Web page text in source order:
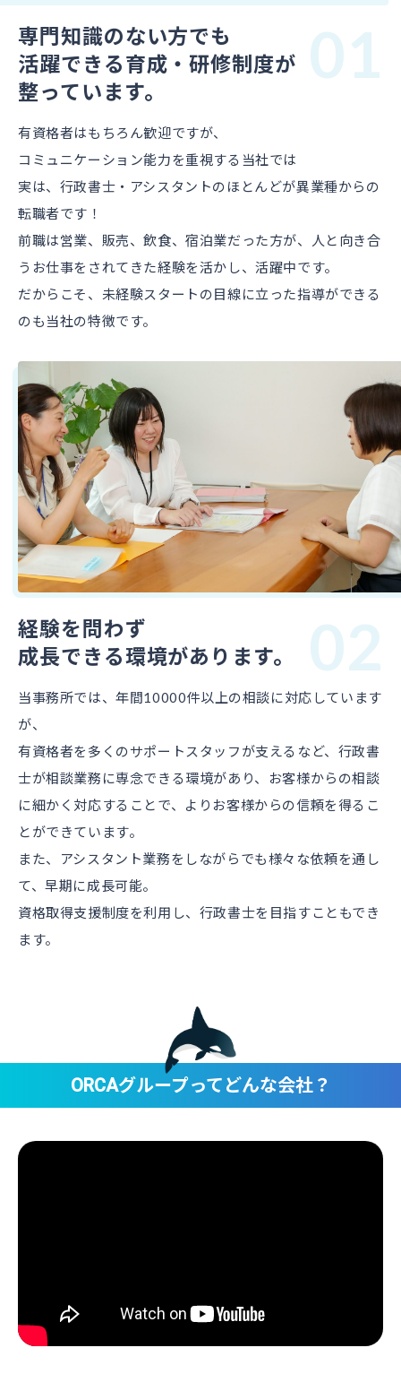
01
専門知識のない方でも
活躍できる育成・研修制度が
整っています。
有資格者はもちろん歓迎ですが、
コミュニケーション能力を重視する当社では
実は、行政書士・アシスタントのほとんどが異業種からの
転職者です！
前職は営業、販売、飲食、宿泊業だった方が、人と向き合
うお仕事をされてきた経験を活かし、活躍中です。
だからこそ、未経験スタートの目線に立った指導ができる
のも当社の特徴です。
02
経験を問わず
成長できる環境があります。
当事務所では、年間10000件以上の相談に対応しています
が、
有資格者を多くのサポートスタッフが支えるなど、行政書
士が相談業務に専念できる環境があり、お客様からの相談
に細かく対応することで、よりお客様からの信頼を得るこ
とができています。
また、アシスタント業務をしながらでも様々な依頼を通し
て、早期に成長可能。
資格取得支援制度を利用し、行政書士を目指すこともでき
ます。
ORCAグループってどんな会社？